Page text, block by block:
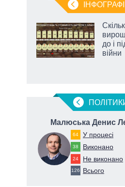
до і
війни
Малюська Денис
64 У процесі
38 Виконано
24 Не виконано
126 Всього